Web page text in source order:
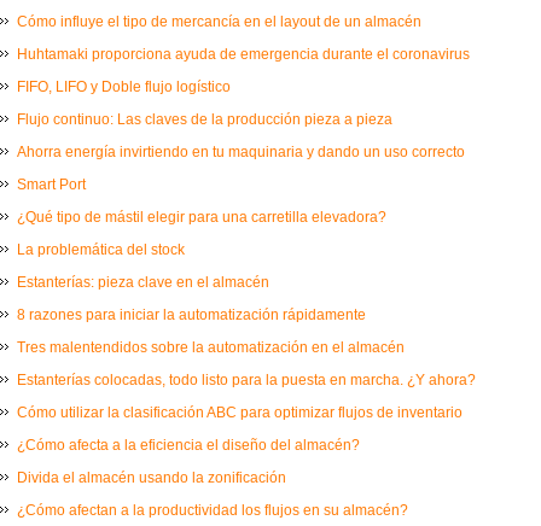
Cómo influye el tipo de mercancía en el layout de un almacén
Huhtamaki proporciona ayuda de emergencia durante el coronavirus
FIFO, LIFO y Doble flujo logístico
Flujo continuo: Las claves de la producción pieza a pieza
Ahorra energía invirtiendo en tu maquinaria y dando un uso correcto
Smart Port
¿Qué tipo de mástil elegir para una carretilla elevadora?
La problemática del stock
Estanterías: pieza clave en el almacén
8 razones para iniciar la automatización rápidamente
Tres malentendidos sobre la automatización en el almacén
Estanterías colocadas, todo listo para la puesta en marcha. ¿Y ahora?
Cómo utilizar la clasificación ABC para optimizar flujos de inventario
¿Cómo afecta a la eficiencia el diseño del almacén?
Divida el almacén usando la zonificación
¿Cómo afectan a la productividad los flujos en su almacén?